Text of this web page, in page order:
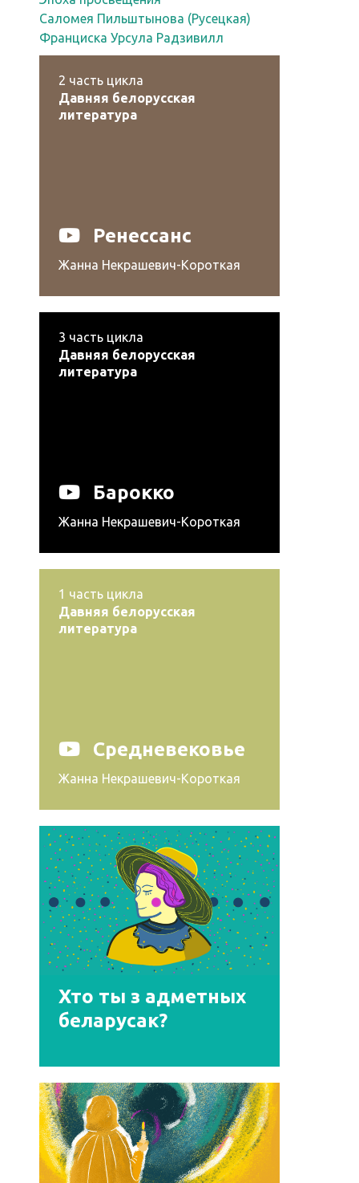
Саломея Пильштынова (Русецкая)
Франциска Урсула Радзивилл
2 часть цикла
Давняя белорусская
литература
Ренессанс
Жанна Некрашевич-Короткая
3 часть цикла
Давняя белорусская
литература
Барокко
Жанна Некрашевич-Короткая
1 часть цикла
Давняя белорусская
литература
Средневековье
Жанна Некрашевич-Короткая
Хто ты з адметных
беларусак?